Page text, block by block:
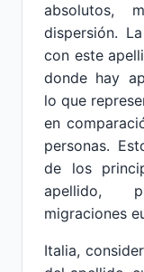
absolutos,
dispersión.
con este
donde hay
lo que
en
personas.
de los
apellido,
migraciones
Italia,